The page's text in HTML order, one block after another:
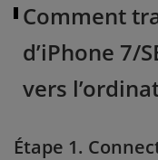
Comment
d’iPhone 7/
vers
Étape 1.